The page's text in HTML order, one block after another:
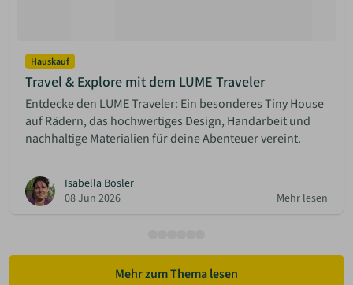
Hauskauf
Travel & Explore mit dem LUME Traveler
Entdecke den LUME Traveler: Ein besonderes Tiny House
auf Rädern, das hochwertiges Design, Handarbeit und
nachhaltige Materialien für deine Abenteuer vereint.
Isabella Bosler
08 Jun 2026
Mehr lesen
Mehr zum Thema lesen